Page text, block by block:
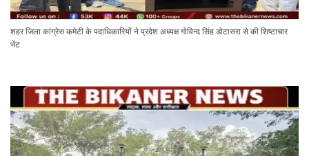
शहर जिला कांग्रेस कमेटी के पदाधिकारियों ने प्रदेश अध्यक्ष गोविन्द सिंह डोटासरा से की शिष्टाचार
भेंट